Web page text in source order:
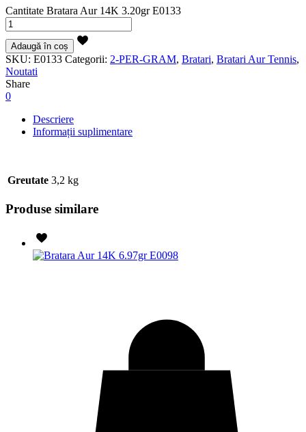
Cantitate Bratara Aur 14K 3.20gr E0133
Adaugă în coș
SKU: E0133 Categorii: 2-PER-GRAM, Bratari, Bratari Aur Tennis,
Noutati
Share
0
Descriere
Informații suplimentare
Greutate 3,2 kg
Produse similare